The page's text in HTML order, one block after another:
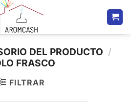
DEL PRODUCTO /
FRASCO
FILTRAR